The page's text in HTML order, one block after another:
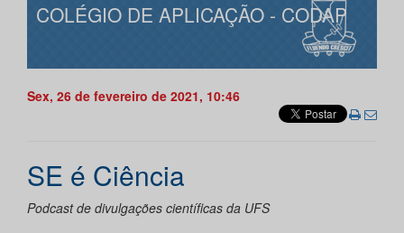
COLÉGIO DE APLICAÇÃO - CODAP
Sex, 26 de fevereiro de 2021, 10:46
SE é Ciência
Podcast de divulgações científicas da UFS